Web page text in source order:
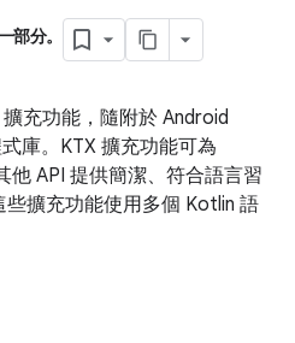
部分。
充功能，隨附於 Android
庫。KTX 擴充功能可為
API 提供簡潔、符合語言習
擴充功能使用多個 Kotlin 語